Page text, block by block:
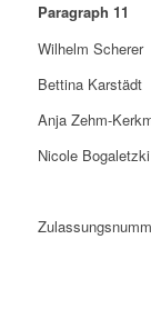
Paragraph 11
Wilhelm Scherer
Bettina Karstädt
Anja Zehm-
Nicole Bogaletzki